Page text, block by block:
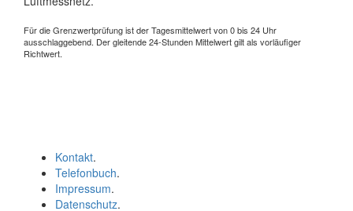
Für die Grenzwertprüfung ist der Tagesmittelwert von 0 bis 24 Uhr
ausschlaggebend. Der gleitende 24-Stunden Mittelwert gilt als vorläufiger
Richtwert.
Kontakt.
Telefonbuch.
Impressum.
Datenschutz.